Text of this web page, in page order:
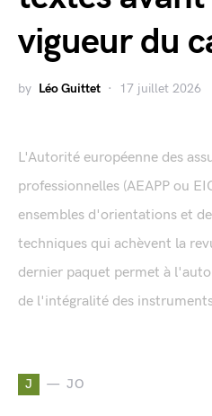
vigueur du
by Léo Guittet 17 juillet 2026
L'Autorité européenne des
professionnelles (AEAPP ou
ensembles d'orientations et
techniques qui achèvent la
dernier paquet permet à
de l'intégralité des
J JO